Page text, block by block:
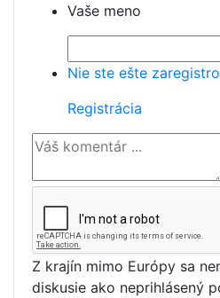
Vaše meno
Nie ste ešte
Registrácia
Z krajín mimo Európy sa
diskusie ako neprihlásený